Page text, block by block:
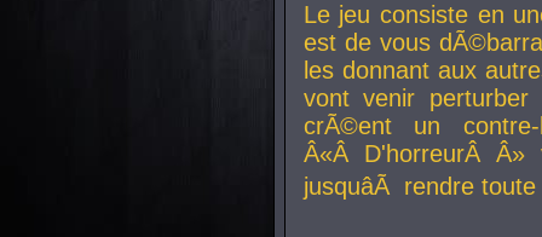
Le jeu consiste en
est de vous
les donnant aux
vont venir perturber
crÃ©ent un
Â«Â D'horreurÂ
jusquâÃ rendre